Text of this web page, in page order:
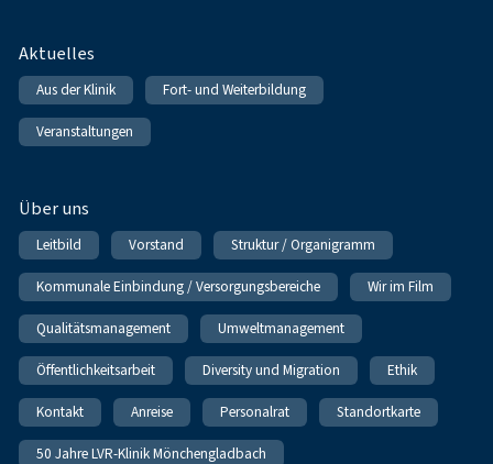
Fußnavigation
Aktuelles
Aus der Klinik Fort- und Weiterbildung
Veranstaltungen
Über uns
Leitbild Vorstand Struktur / Organigramm
Kommunale Einbindung / Versorgungsbereiche Wir im Film
Qualitätsmanagement Umweltmanagement
Öffentlichkeitsarbeit Diversity und Migration Ethik
Kontakt Anreise Personalrat Standortkarte
50 Jahre LVR-Klinik Mönchengladbach